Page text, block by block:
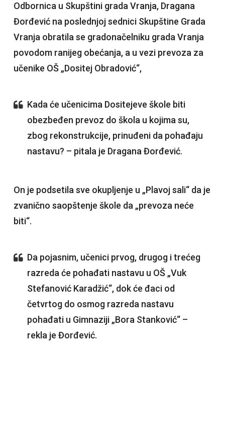
Odbornica u Skupštini grada Vranja, Dragana
Đorđević na poslednjoj sednici Skupštine Grada
Vranja obratila se gradonačelniku grada Vranja
povodom ranijeg obećanja, a u vezi prevoza za
učenike OŠ „Dositej Obradović“,
Kada će učenicima Dositejeve škole biti
obezbeđen prevoz do škola u kojima su,
zbog rekonstrukcije, prinuđeni da pohađaju
nastavu? – pitala je Dragana Đorđević.
On je podsetila sve okupljenje u „Plavoj sali“ da je
zvanično saopštenje škole da „prevoza neće
biti“.
Da pojasnim, učenici prvog, drugog i trećeg
razreda će pohađati nastavu u OŠ „Vuk
Stefanović Karadžić“, dok će đaci od
četvrtog do osmog razreda nastavu
pohađati u Gimnaziji „Bora Stanković“ –
rekla je Đorđević.